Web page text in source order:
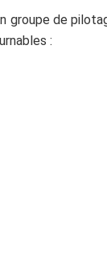
groupe de
: